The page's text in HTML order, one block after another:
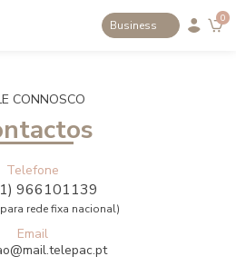
Business
0
CONNOSCO
Telefone
966101139
rede fixa nacional)
Email